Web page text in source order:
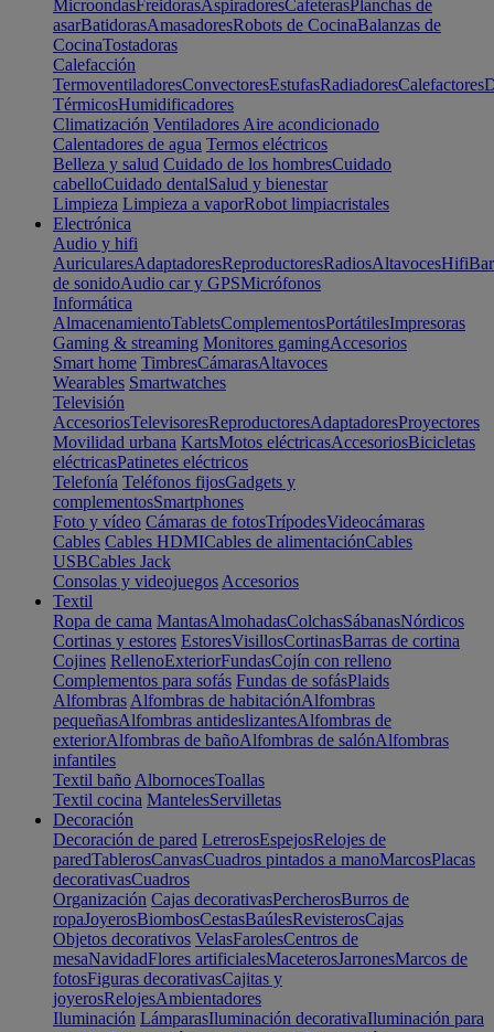
MicroondasFreidorasAspiradoresCafeterasPlanchas de
asarBatidorasAmasadoresRobots de CocinaBalanzas de
CocinaTostadoras
Calefacción
TermoventiladoresConvectoresEstufasRadiadoresCalefactores
TérmicosHumidificadores
Climatización Ventiladores Aire acondicionado
Calentadores de agua Termos eléctricos
Belleza y salud Cuidado de los hombresCuidado
cabelloCuidado dentalSalud y bienestar
Limpieza Limpieza a vaporRobot limpiacristales
Electrónica
Audio y hifi
AuricularesAdaptadoresReproductoresRadiosAltavocesHifi
de sonidoAudio car y GPSMicrófonos
Informática
AlmacenamientoTabletsComplementosPortátilesImpresoras
Gaming & streaming Monitores gamingAccesorios
Smart home TimbresCámarasAltavoces
Wearables Smartwatches
Televisión
AccesoriosTelevisoresReproductoresAdaptadoresProyectores
Movilidad urbana KartsMotos eléctricasAccesoriosBicicletas
eléctricasPatinetes eléctricos
Telefonía Teléfonos fijosGadgets y
complementosSmartphones
Foto y vídeo Cámaras de fotosTrípodesVideocámaras
Cables Cables HDMICables de alimentaciónCables
USBCables Jack
Consolas y videojuegos Accesorios
Textil
Ropa de cama MantasAlmohadasColchasSábanasNórdicos
Cortinas y estores EstoresVisillosCortinasBarras de cortina
Cojines RellenoExteriorFundasCojín con relleno
Complementos para sofás Fundas de sofásPlaids
Alfombras Alfombras de habitaciónAlfombras
pequeñasAlfombras antideslizantesAlfombras de
exteriorAlfombras de bañoAlfombras de salónAlfombras
infantiles
Textil baño AlbornocesToallas
Textil cocina MantelesServilletas
Decoración
Decoración de pared LetrerosEspejosRelojes de
paredTablerosCanvasCuadros pintados a manoMarcosPlacas
decorativasCuadros
Organización Cajas decorativasPercherosBurros de
ropaJoyerosBiombosCestasBaúlesRevisterosCajas
Objetos decorativos VelasFarolesCentros de
mesaNavidadFlores artificialesMaceterosJarronesMarcos de
fotosFiguras decorativasCajitas y
joyerosRelojesAmbientadores
Iluminación LámparasIluminación decorativaIluminación para